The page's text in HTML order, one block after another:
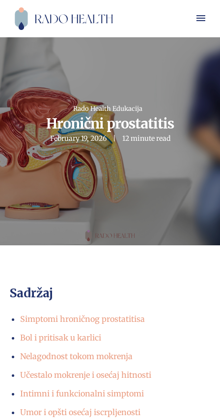
Rado Health Edukacija
Hronični prostatitis
February 19, 2026 12 minute read
Sadržaj
Simptomi hroničnog prostatitisa
Bol i pritisak u karlici
Nelagodnost tokom mokrenja
Učestalo mokrenje i osećaj hitnosti
Intimni i funkcionalni simptomi
Umor i opšti osećaj iscrpljenosti